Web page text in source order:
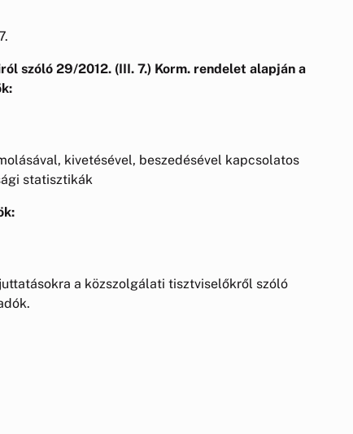
szóló 29/2012. (III. 7.) Korm. rendelet alapján a
kivetésével, beszedésével kapcsolatos
statisztikák
a közszolgálati tisztviselőkről szóló